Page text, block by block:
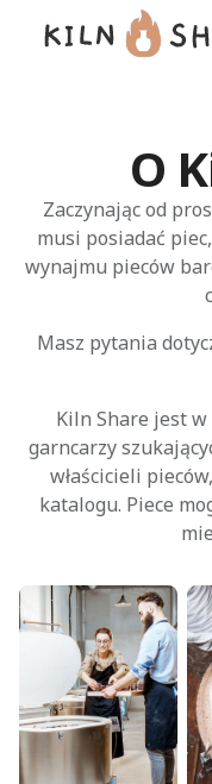
O
Zaczynając od
musi posiadać
wynajmu pieców
Masz pytania
Kiln Share jest w
garncarzy
właścicieli
katalogu. Piece